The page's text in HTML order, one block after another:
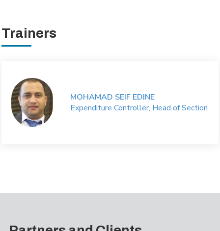
Trainers
MOHAMAD SEIF EDINE
Expenditure Controller, Head of Section